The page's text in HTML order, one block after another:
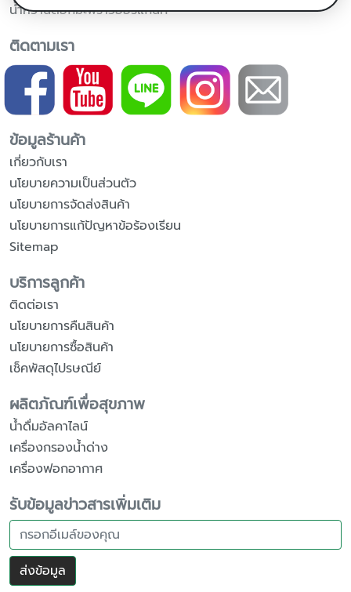
น้ำหวานดอกมะพร้าวออร์แกนิค
ติดตามเรา
ข้อมูลร้านค้า
เกี่ยวกับเรา
นโยบายความเป็นส่วนตัว
นโยบายการจัดส่งสินค้า
นโยบายการแก้ปัญหาข้อร้องเรียน
Sitemap
บริการลูกค้า
ติดต่อเรา
นโยบายการคืนสินค้า
นโยบายการซื้อสินค้า
เช็คพัสดุไปรษณีย์
ผลิตภัณฑ์เพื่อสุขภาพ
น้ำดื่มอัลคาไลน์
เครื่องกรองน้ำด่าง
เครื่องฟอกอากาศ
รับข้อมูลข่าวสารเพิ่มเติม
ส่งข้อมูล